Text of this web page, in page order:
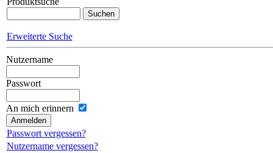
Erweiterte Suche
Nutzername
Passwort
An mich erinnern
Passwort vergessen?
Nutzername vergessen?